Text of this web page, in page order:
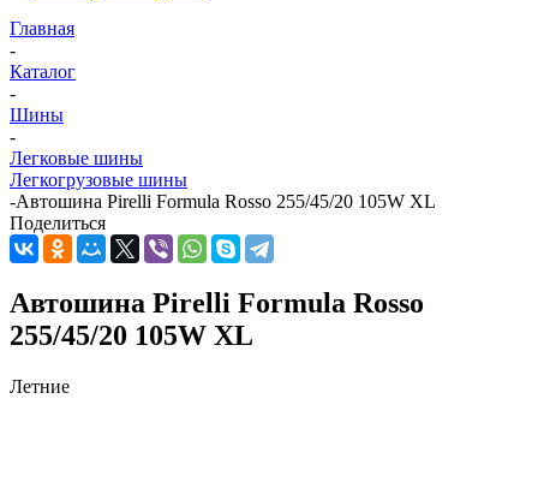
Главная
-
Каталог
-
Шины
-
Легковые шины
Легкогрузовые шины
-Автошина Pirelli Formula Rosso 255/45/20 105W XL
Поделиться
Автошина Pirelli Formula Rosso
255/45/20 105W XL
Летние